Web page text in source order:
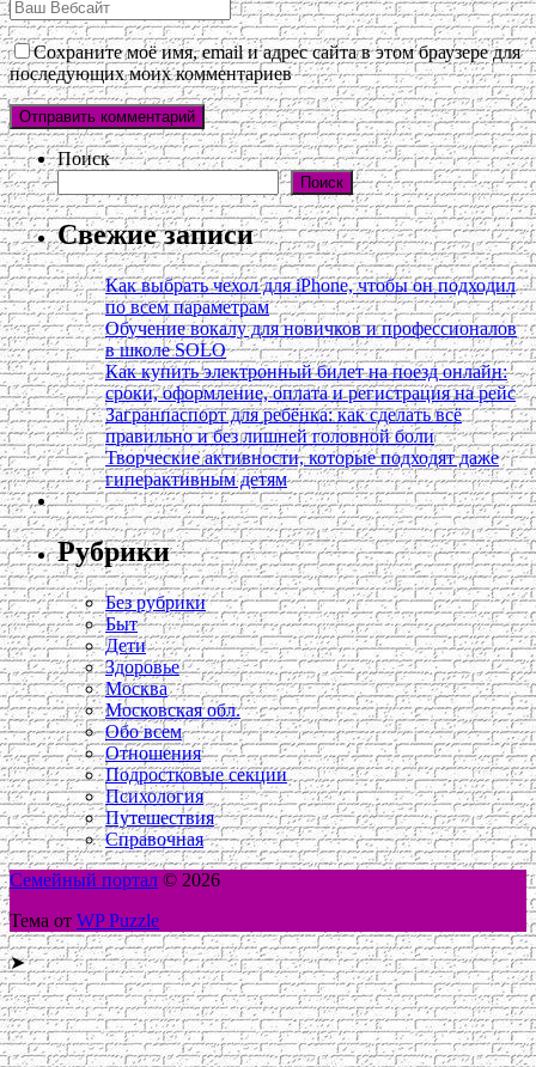
Сохраните моё имя, email и адрес сайта в этом браузере для
последующих моих комментариев
Поиск
Поиск
Свежие записи
Как выбрать чехол для iPhone, чтобы он подходил
по всем параметрам
Обучение вокалу для новичков и профессионалов
в школе SOLO
Как купить электронный билет на поезд онлайн:
сроки, оформление, оплата и регистрация на рейс
Загранпаспорт для ребёнка: как сделать всё
правильно и без лишней головной боли
Творческие активности, которые подходят даже
гиперактивным детям
Рубрики
Без рубрики
Быт
Дети
Здоровье
Москва
Московская обл.
Обо всем
Отношения
Подростковые секции
Психология
Путешествия
Справочная
Семейный портал © 2026
Тема от WP Puzzle
➤